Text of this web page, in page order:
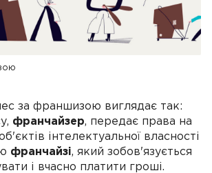
за франшизою виглядає так:
франчайзер, передає права на
інтелектуальної власності
франчайзі, який зобов'язується
і вчасно платити гроші.